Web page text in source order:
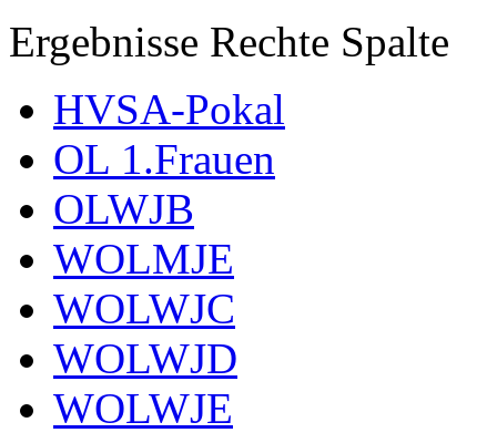
Ergebnisse Rechte Spalte
HVSA-Pokal
OL 1.Frauen
OLWJB
WOLMJE
WOLWJC
WOLWJD
WOLWJE